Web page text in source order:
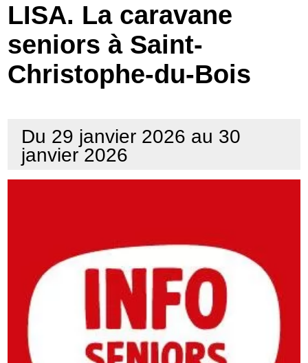
Economie
Services
Contacts
LISA. La caravane
seniors à Saint-
Christophe-du-Bois
Du 29 janvier 2026 au 30
janvier 2026